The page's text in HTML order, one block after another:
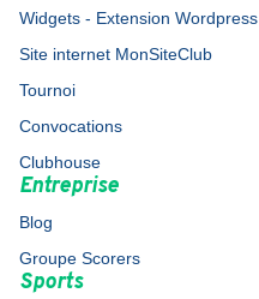
Widgets - Extension Wordpress
Site internet MonSiteClub
Tournoi
Convocations
Clubhouse
Entreprise
Blog
Groupe Scorers
Sports